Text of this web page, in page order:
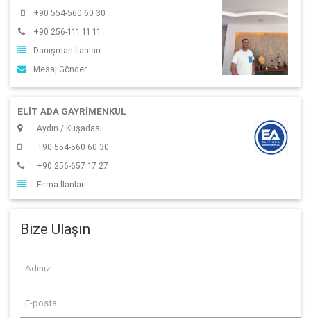
+90 554-560 60 30
+90 256-111 11 11
Danışman İlanları
Mesaj Gönder
ELIT ADA GAYRIMENKUL
Aydın / Kuşadası
+90 554-560 60 30
+90 256-657 17 27
Firma İlanları
Bize Ulaşın